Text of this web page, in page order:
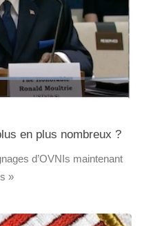
en plus nombreux ?
d’OVNIs maintenant
»